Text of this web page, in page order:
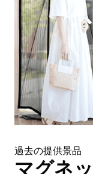
過去の提供景品
マグネ